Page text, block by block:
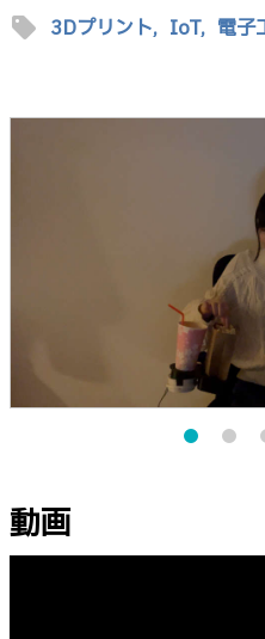
sell 3Dプリント, IoT, 電子
動画